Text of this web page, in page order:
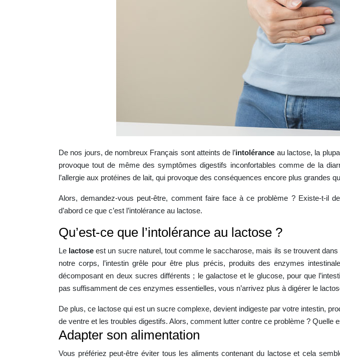
De nos jours, de nombreux Français sont atteints de l’intolérance au lactose, la
provoque tout de même des symptômes digestifs inconfortables comme de la
l’allergie aux protéines de lait, qui provoque des conséquences encore plus grandes
Alors, demandez-vous peut-être, comment faire face à ce problème ? Existe-t-il
d’abord ce que c’est l’intolérance au lactose.
Qu’est-ce que l’intolérance au lactose ?
Le lactose est un sucre naturel, tout comme le saccharose, mais ils se trouvent
notre corps, l’intestin grêle pour être plus précis, produits des enzymes
décomposant en deux sucres différents ; le galactose et le glucose, pour que
pas suffisamment de ces enzymes essentielles, vous n’arrivez plus à digérer le
De plus, ce lactose qui est un sucre complexe, devient indigeste par votre intestin,
de ventre et les troubles digestifs. Alors, comment lutter contre ce problème ? Quelle
Adapter son alimentation
Vous préfériez peut-être éviter tous les aliments contenant du lactose et cela